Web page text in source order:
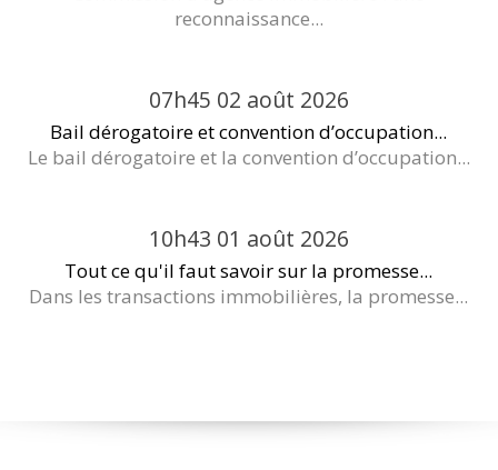
reconnaissance...
07h45 02 août 2026
Bail dérogatoire et convention d’occupation...
Le bail dérogatoire et la convention d’occupation...
10h43 01 août 2026
Tout ce qu'il faut savoir sur la promesse...
Dans les transactions immobilières, la promesse...